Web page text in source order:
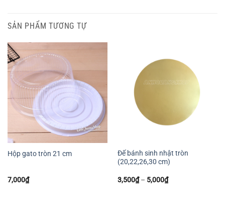
SẢN PHẨM TƯƠNG TỰ
Hộp gato tròn 21 cm
7,000₫
Đế bánh sinh nhật tròn
(20,22,26,30 cm)
3,500₫ – 5,000₫Khoảng
giá: